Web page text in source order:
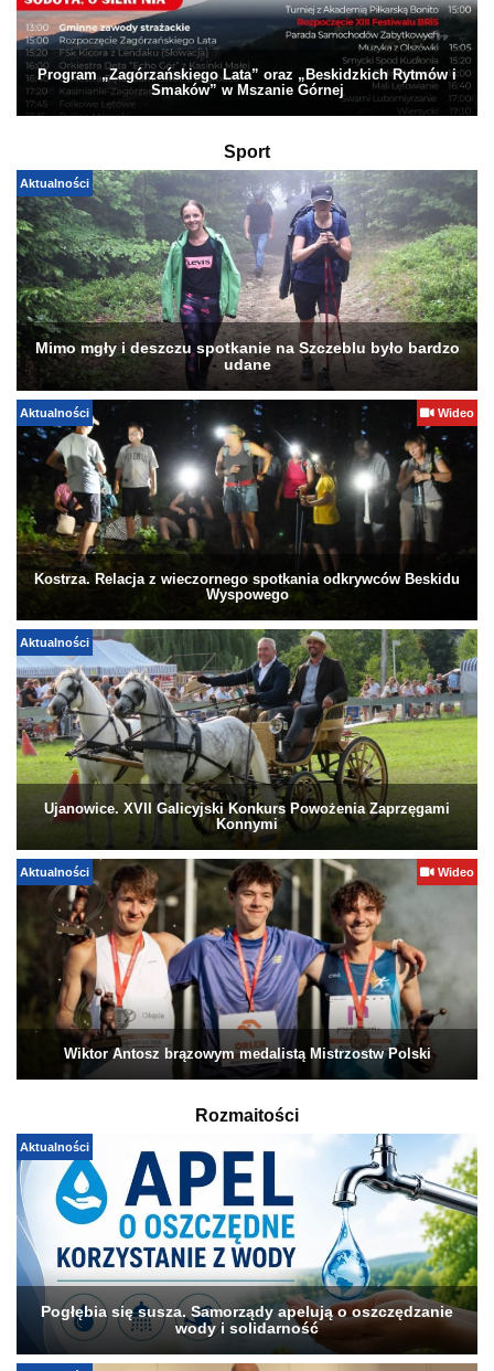
Program „Zagórzańskiego Lata” oraz „Beskidzkich Rytmów i
Smaków” w Mszanie Górnej
Sport
Aktualności
Mimo mgły i deszczu spotkanie na Szczeblu było bardzo
udane
Aktualności Wideo
Kostrza. Relacja z wieczornego spotkania odkrywców Beskidu
Wyspowego
Aktualności
Ujanowice. XVII Galicyjski Konkurs Powożenia Zaprzęgami
Konnymi
Aktualności Wideo
Wiktor Antosz brązowym medalistą Mistrzostw Polski
Rozmaitości
Aktualności
Pogłębia się susza. Samorządy apelują o oszczędzanie
wody i solidarność